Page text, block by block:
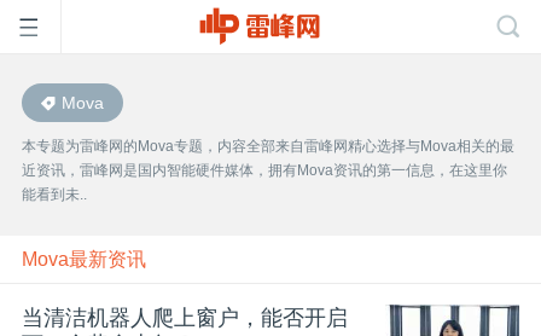
首
页
雷
峰
Mova
本专题为雷峰网的Mova专题，内容全部来自雷峰网精心选择与Mova相关的最
近资讯，雷峰网是国内智能硬件媒体，拥有Mova资讯的第一信息，在这里你
能看到未..
Mova最新资讯
当清洁机器人爬上窗户，能否开启